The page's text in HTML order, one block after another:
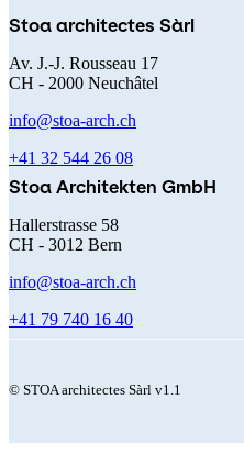
principale
Stoa architectes Sàrl
Av. J.-J. Rousseau 17
CH - 2000 Neuchâtel
info@stoa-arch.ch
+41 32 544 26 08
Stoa Architekten GmbH
Hallerstrasse 58
CH - 3012 Bern
info@stoa-arch.ch
+41 79 740 16 40
© STOA architectes Sàrl v1.1